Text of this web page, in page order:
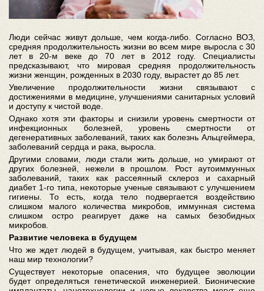
Люди сейчас живут дольше, чем когда-либо. Согласно ВОЗ,
средняя продолжительность жизни во всем мире выросла с 30
лет в 20-м веке до 70 лет в 2012 году. Специалисты
предсказывают, что мировая средняя продолжительность
жизни женщин, рожденных в 2030 году, вырастет до 85 лет.
Увеличение продолжительности жизни связывают с
достижениями в медицине, улучшениями санитарных условий
и доступу к чистой воде.
Однако хотя эти факторы и снизили уровень смертности от
инфекционных болезней, уровень смертности от
дегенеративных заболеваний, таких как болезнь Альцгеймера,
заболеваний сердца и рака, выросла.
Другими словами, люди стали жить дольше, но умирают от
других болезней, нежели в прошлом. Рост аутоиммунных
заболеваний, таких как рассеянный склероз и сахарный
диабет 1-го типа, некоторые ученые связывают с улучшением
гигиены. То есть, когда тело подвергается воздействию
слишком малого количества микробов, иммунная система
слишком остро реагирует даже на самых безобидных
микробов.
Развитие человека в будущем
Что же ждет людей в будущем, учитывая, как быстро меняет
наш мир технологии?
Существует некоторые опасения, что будущее эволюции
будет определяться генетической инженерией. Бионические